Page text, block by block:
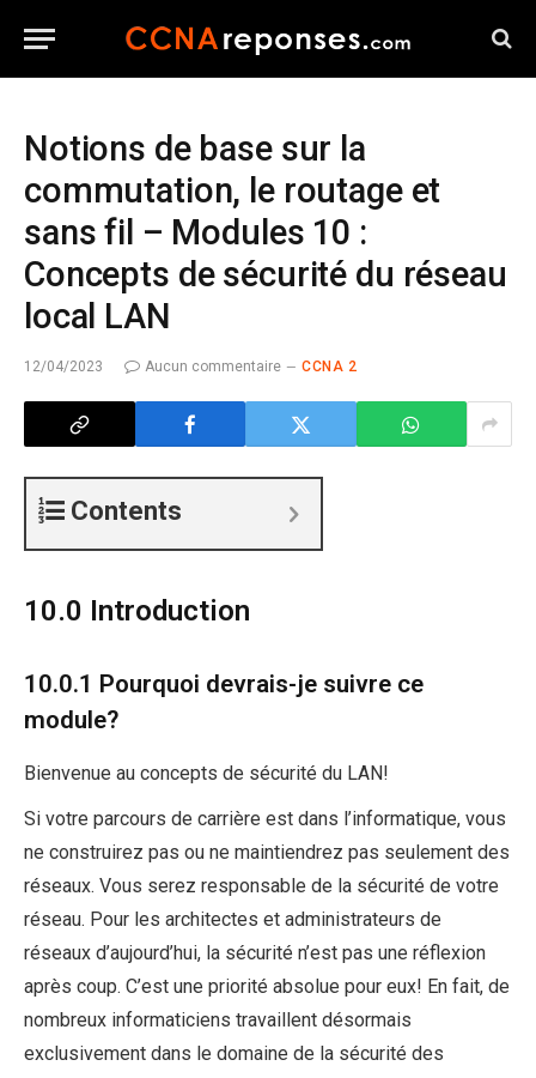
Notions de base sur la
commutation, le routage et
sans fil – Modules 10 :
Concepts de sécurité du réseau
local LAN
12/04/2023 Aucun commentaire CCNA 2
Contents
10.0 Introduction
10.0.1 Pourquoi devrais-je suivre ce
module?
Bienvenue au concepts de sécurité du LAN!
Si votre parcours de carrière est dans l’informatique, vous
ne construirez pas ou ne maintiendrez pas seulement des
réseaux. Vous serez responsable de la sécurité de votre
réseau. Pour les architectes et administrateurs de
réseaux d’aujourd’hui, la sécurité n’est pas une réflexion
après coup. C’est une priorité absolue pour eux! En fait, de
nombreux informaticiens travaillent désormais
exclusivement dans le domaine de la sécurité des